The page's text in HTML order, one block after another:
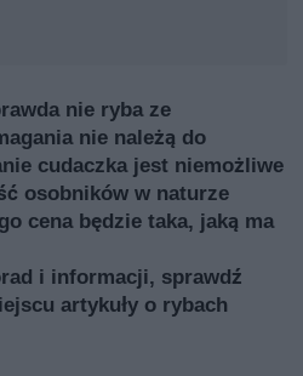
nie ryba ze
nie należą do
cudaczka jest niemożliwe
osobników w naturze
cena będzie taka, jaką ma
i informacji, sprawdź
artykuły o rybach